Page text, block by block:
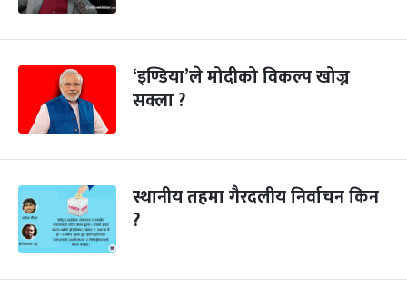
‘इण्डिया’ले मोदीको विकल्प खोज्न
सक्ला ?
स्थानीय तहमा गैरदलीय निर्वाचन किन
?